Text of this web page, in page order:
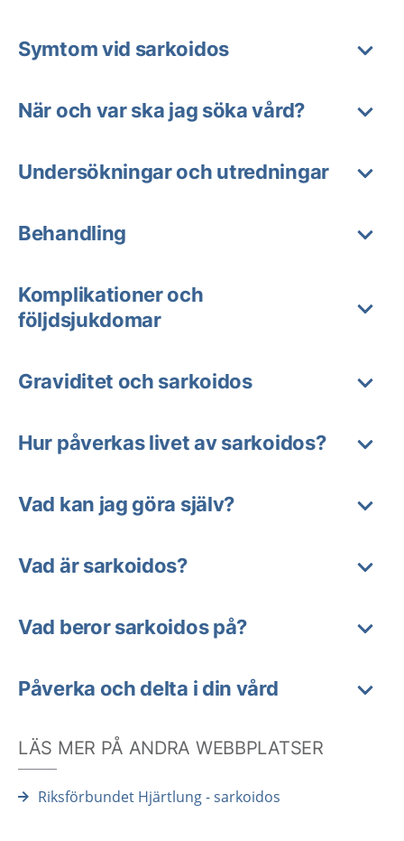
Symtom vid sarkoidos
När och var ska jag söka vård?
Undersökningar och utredningar
Behandling
Komplikationer och
följdsjukdomar
Graviditet och sarkoidos
Hur påverkas livet av sarkoidos?
Vad kan jag göra själv?
Vad är sarkoidos?
Vad beror sarkoidos på?
Påverka och delta i din vård
LÄS MER PÅ ANDRA WEBBPLATSER
Riksförbundet Hjärtlung - sarkoidos